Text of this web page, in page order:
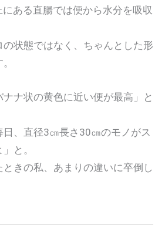
ある直腸では便から水分を吸収
態ではなく、ちゃんとした形
ナ状の黄色に近い便が最高」と
、直径3㎝長さ30㎝のモノがス
と。
きの私、あまりの違いに卒倒し